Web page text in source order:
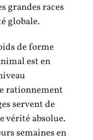
grandes races
globale.
de forme
est en
rationnement
servent de
vérité absolue.
semaines en